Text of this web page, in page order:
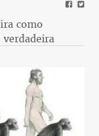
como
verdadeira